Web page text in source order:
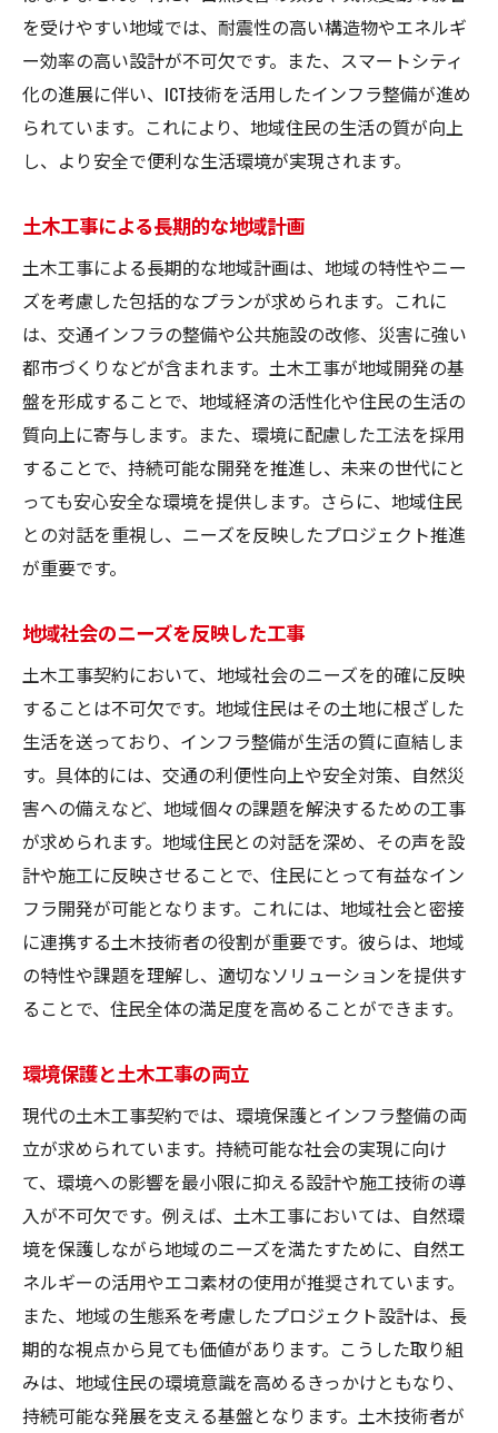
を受けやすい地域では、耐震性の高い構造物やエネルギ
ー効率の高い設計が不可欠です。また、スマートシティ
化の進展に伴い、ICT技術を活用したインフラ整備が進め
られています。これにより、地域住民の生活の質が向上
し、より安全で便利な生活環境が実現されます。
土木工事による長期的な地域計画
土木工事による長期的な地域計画は、地域の特性やニー
ズを考慮した包括的なプランが求められます。これに
は、交通インフラの整備や公共施設の改修、災害に強い
都市づくりなどが含まれます。土木工事が地域開発の基
盤を形成することで、地域経済の活性化や住民の生活の
質向上に寄与します。また、環境に配慮した工法を採用
することで、持続可能な開発を推進し、未来の世代にと
っても安心安全な環境を提供します。さらに、地域住民
との対話を重視し、ニーズを反映したプロジェクト推進
が重要です。
地域社会のニーズを反映した工事
土木工事契約において、地域社会のニーズを的確に反映
することは不可欠です。地域住民はその土地に根ざした
生活を送っており、インフラ整備が生活の質に直結しま
す。具体的には、交通の利便性向上や安全対策、自然災
害への備えなど、地域個々の課題を解決するための工事
が求められます。地域住民との対話を深め、その声を設
計や施工に反映させることで、住民にとって有益なイン
フラ開発が可能となります。これには、地域社会と密接
に連携する土木技術者の役割が重要です。彼らは、地域
の特性や課題を理解し、適切なソリューションを提供す
ることで、住民全体の満足度を高めることができます。
環境保護と土木工事の両立
現代の土木工事契約では、環境保護とインフラ整備の両
立が求められています。持続可能な社会の実現に向け
て、環境への影響を最小限に抑える設計や施工技術の導
入が不可欠です。例えば、土木工事においては、自然環
境を保護しながら地域のニーズを満たすために、自然エ
ネルギーの活用やエコ素材の使用が推奨されています。
また、地域の生態系を考慮したプロジェクト設計は、長
期的な視点から見ても価値があります。こうした取り組
みは、地域住民の環境意識を高めるきっかけともなり、
持続可能な発展を支える基盤となります。土木技術者が